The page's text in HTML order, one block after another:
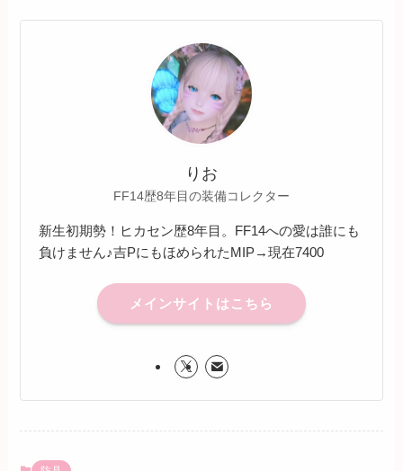
りお
FF14歴8年目の装備コレクター
新生初期勢！ヒカセン歴8年目。FF14への愛は誰にも
負けません♪吉PにもほめられたMIP→現在7400
メインサイトはこちら